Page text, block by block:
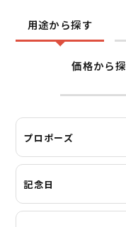
用途から探す
価格から
プロポーズ
記念日